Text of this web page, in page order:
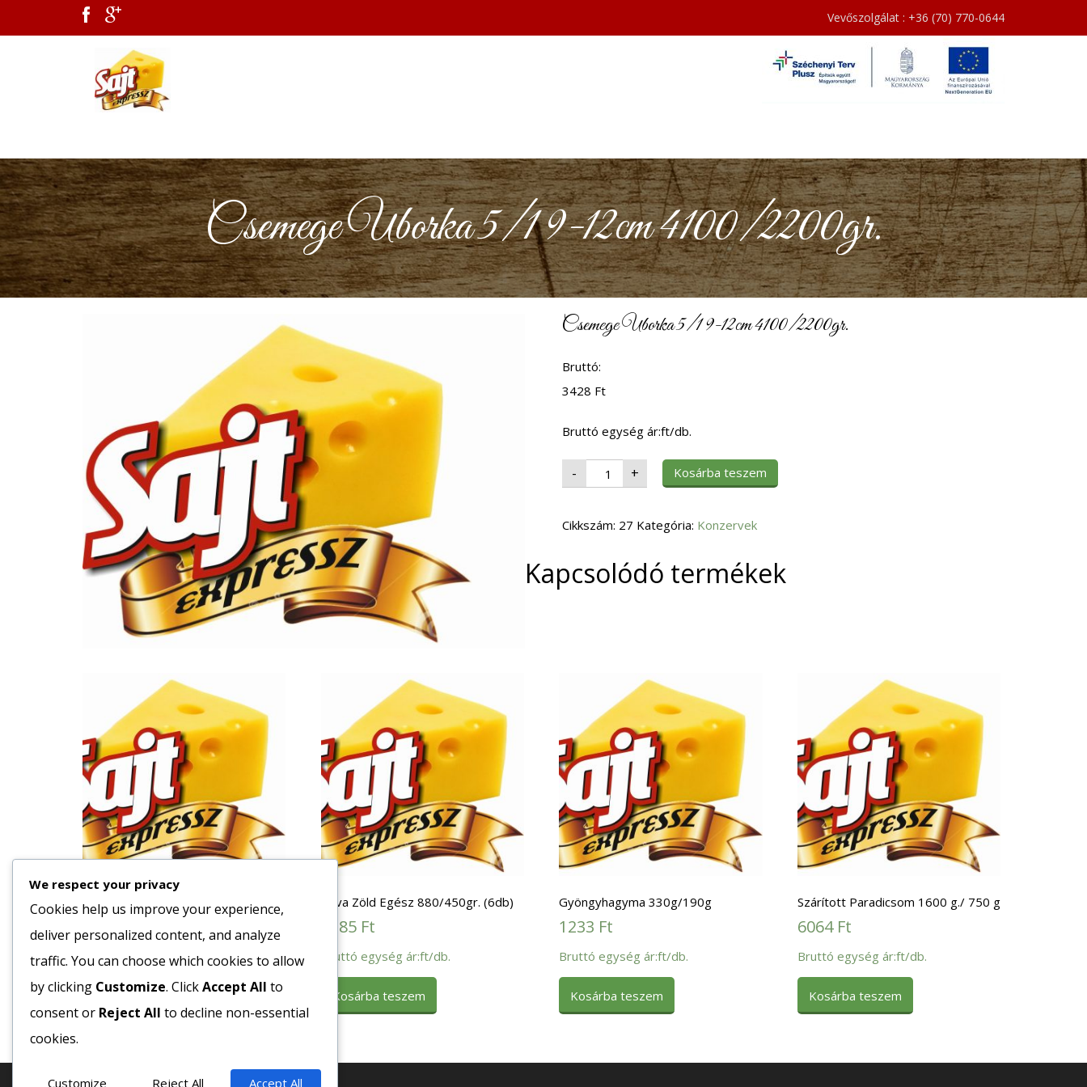
Vevőszolgálat : +36 (70) 770-0644
Csemege Uborka 5/1 9-12cm 4100/2200gr.
Csemege Uborka 5/1 9-12cm 4100/2200gr.
Bruttó:
3428 Ft
Bruttó egység ár:ft/db.
- Csemege
Uborka
5/1
4100/2200gr.
+ Kosárba teszem
Cikkszám: 27 Kategória: Konzervek
Kapcsolódó termékek
Gomba Vödrös 3500/5500gr.
Ft
Bruttó egység ár:ft/db.
Kosárba teszem
Olíva Zöld Egész 880/450gr. (6db)
2285 Ft
Bruttó egység ár:ft/db.
Kosárba teszem
Gyöngyhagyma 330g/190g
1233 Ft
Bruttó egység ár:ft/db.
Kosárba teszem
Szárított Paradicsom 1600 g./ 750 g
6064 Ft
Bruttó egység ár:ft/db.
Kosárba teszem
We respect your privacy
Cookies help us improve your experience,
deliver personalized content, and analyze
traffic. You can choose which cookies to allow
by clicking Customize. ClickAccept All to
consent or Reject All to decline non-essential
cookies.
Customize Reject All Accept All